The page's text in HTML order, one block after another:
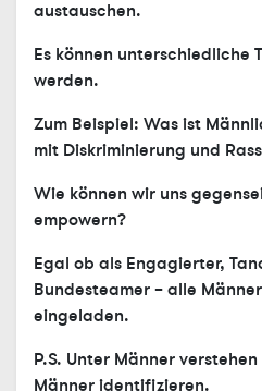
austauschen.
Es können unterschiedliche
werden.
Zum Beispiel: Was ist
mit Diskriminierung und
Wie können wir uns
empowern?
Egal ob als Engagierter,
Bundesteamer – alle
eingeladen.
P.S. Unter Männer
Männer identifizieren.